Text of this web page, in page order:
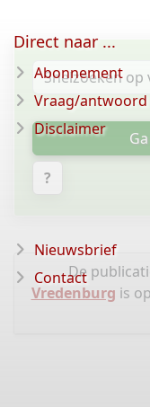
?
De
Vredenburg is
Direct naar ...
Abonnement
Vraag/antwoord
Disclaimer
Nieuwsbrief
Contact